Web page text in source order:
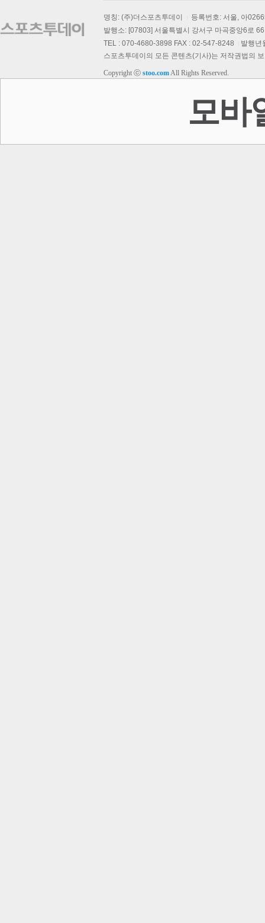
명칭: (주)더스포츠투데이
등록번호: 서울, 아
발행소: [07803] 서울특별시 강서구 마곡중앙6로
TEL : 070-4680-3898 FAX : 02-547-8248
발행년
스포츠투데이의 모든 콘텐츠(기사)는 저작권법의
Copyright ⓒ stoo.comAll Rights Reserved.
모바